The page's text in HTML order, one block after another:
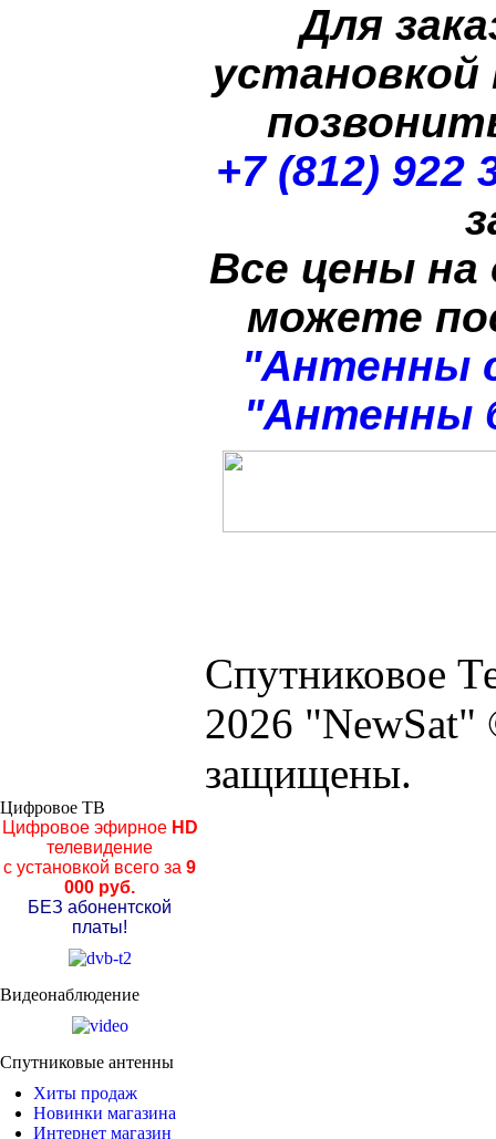
Для
+7 (812) 922
Все цены на
можете
"Антенны
"Антенны
Спутниковое
2026 "NewSat"
защищены.
Цифровое ТВ
Цифровое эфирноеHD
телевидение
с установкой всего за 9
000 руб.
БЕЗ абонентской
платы!
Видеонаблюдение
Спутниковые антенны
Хиты продаж
Новинки магазина
Интернет магазин